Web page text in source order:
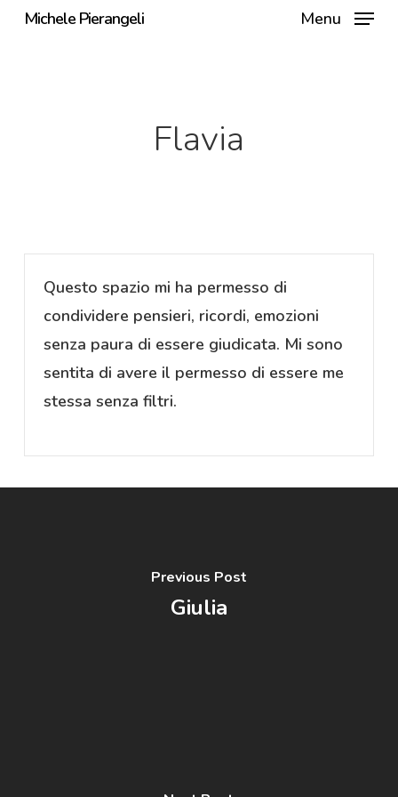
SkipMichele Pierangeli Menu
Flavia
Questo spazio mi ha permesso di
condividere pensieri, ricordi, emozioni
senza paura di essere giudicata. Mi sono
sentita di avere il permesso di essere me
stessa senza filtri.
Previous Post
Giulia